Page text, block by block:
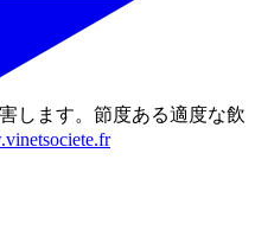
します。節度ある適度な飲